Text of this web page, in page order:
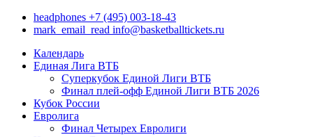
headphones +7 (495) 003-18-43
mark_email_read info@basketballtickets.ru
Календарь
Единая Лига ВТБ
Суперкубок Единой Лиги ВТБ
Финал плей-офф Единой Лиги ВТБ 2026
Кубок России
Евролига
Финал Четырех Евролиги